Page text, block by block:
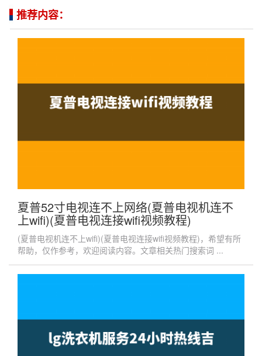
推荐内容：
夏普52寸电视连不上网络(夏普电视机连不
上wifi)(夏普电视连接wifi视频教程)
(夏普电视机连不上wifi)(夏普电视连接wifi视频教程)，希望有所
帮助，仅作参考，欢迎阅读内容。文章相关热门搜索词 ...